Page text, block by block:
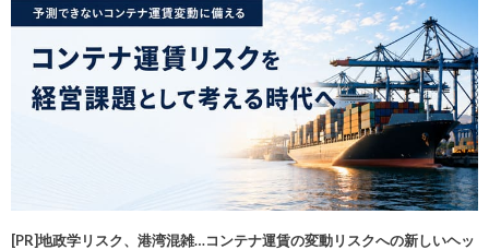
[PR]地政学リスク、港湾混雑…コンテナ運賃の変動リスクへの新しいヘッ